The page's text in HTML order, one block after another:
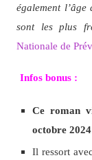
également
sont les plus
Nationale de
Infos bonus :
Ce roman
octobre 2024
Il ressort